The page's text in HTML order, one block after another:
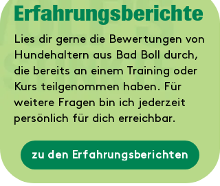
Erfahrungsberichte
Lies dir gerne die Bewertungen von
Hundehaltern aus Bad Boll durch,
die bereits an einem Training oder
Kurs teilgenommen haben. Für
weitere Fragen bin ich jederzeit
persönlich für dich erreichbar.
zu den Erfahrungsberichten